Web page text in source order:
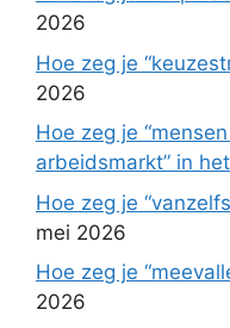
2026
Hoe zeg je
2026
Hoe zeg je
arbeidsmarkt” in
Hoe zeg je
mei 2026
Hoe zeg je
2026